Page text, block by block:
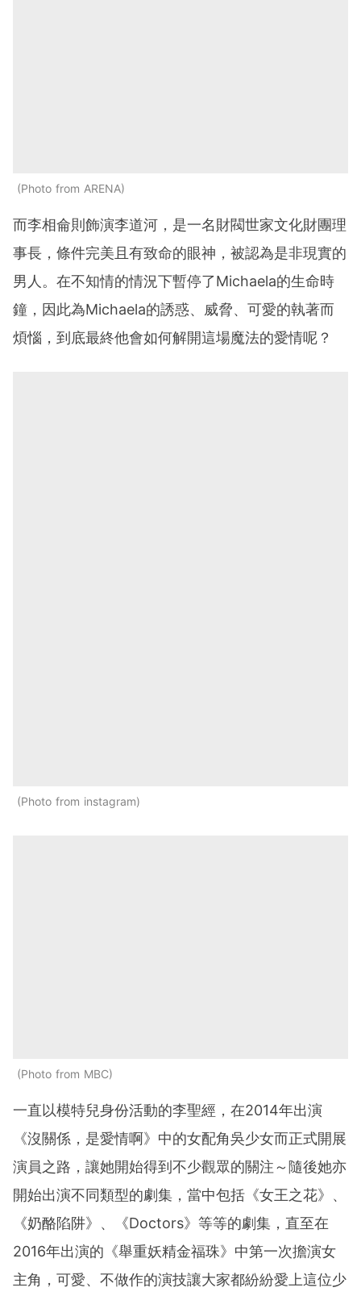
Photo from ARENA
而李相侖則飾演李道河，是一名財閥世家文化財團理
事長，條件完美且有致命的眼神，被認為是非現實的
男人。在不知情的情況下暫停了Michaela的生命時
鐘，因此為Michaela的誘惑、威脅、可愛的執著而
煩惱，到底最終他會如何解開這場魔法的愛情呢？
Photo from instagram
Photo from MBC
一直以模特兒身份活動的李聖經，在2014年出演
《沒關係，是愛情啊》中的女配角吳少女而正式開展
演員之路，讓她開始得到不少觀眾的關注～隨後她亦
開始出演不同類型的劇集，當中包括《女王之花》、
《奶酪陷阱》、《Doctors》等等的劇集，直至在
2016年出演的《舉重妖精金福珠》中第一次擔演女
主角，可愛、不做作的演技讓大家都紛紛愛上這位少